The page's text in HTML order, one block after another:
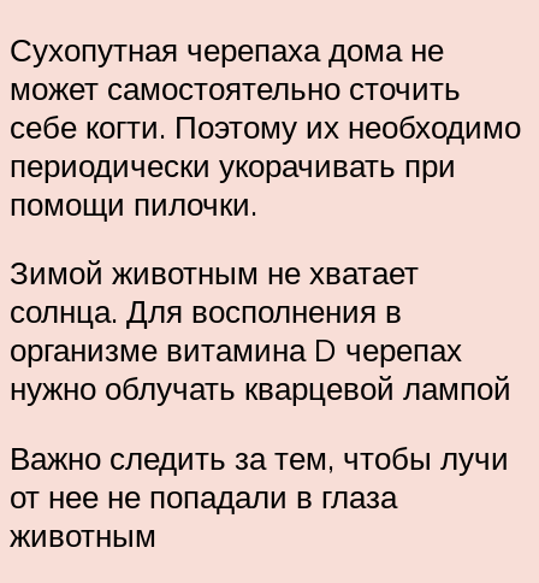
Сухопутная черепаха дома не
может самостоятельно сточить
себе когти. Поэтому их необходимо
периодически укорачивать при
помощи пилочки.
Зимой животным не хватает
солнца. Для восполнения в
организме витамина D черепах
нужно облучать кварцевой лампой
Важно следить за тем, чтобы лучи
от нее не попадали в глаза
животным